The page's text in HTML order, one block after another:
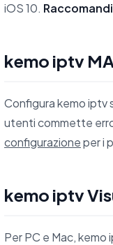
iOS 10.
kemo iptv
Configura kemo iptv
utenti commette
configurazioneper i
kemo iptv
Per PC e Mac,